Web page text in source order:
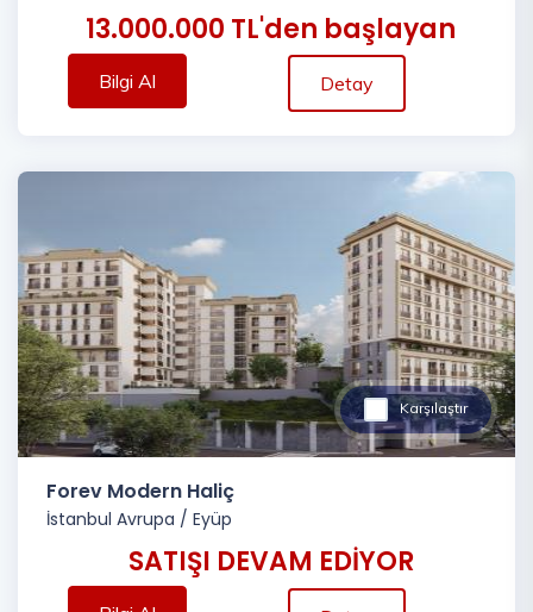
13.000.000 TL'den başlayan
Bilgi Al Detay
Karşılaştır
Forev Modern Haliç
İstanbul Avrupa / Eyüp
SATIŞI DEVAM EDİYOR